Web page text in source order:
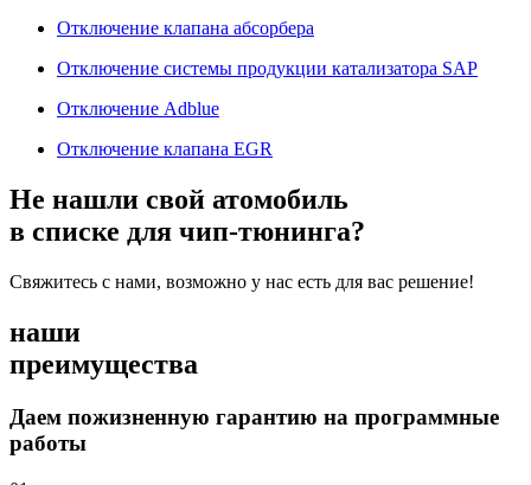
Отключение клапана абсорбера
Отключение системы продукции катализатора SAP
Отключение Adblue
Отключение клапана EGR
Не нашли свой атомобиль
в списке для чип-тюнинга?
Свяжитесь с нами, возможно у нас есть для вас решение!
наши
преимущества
Даем пожизненную гарантию на программные
работы